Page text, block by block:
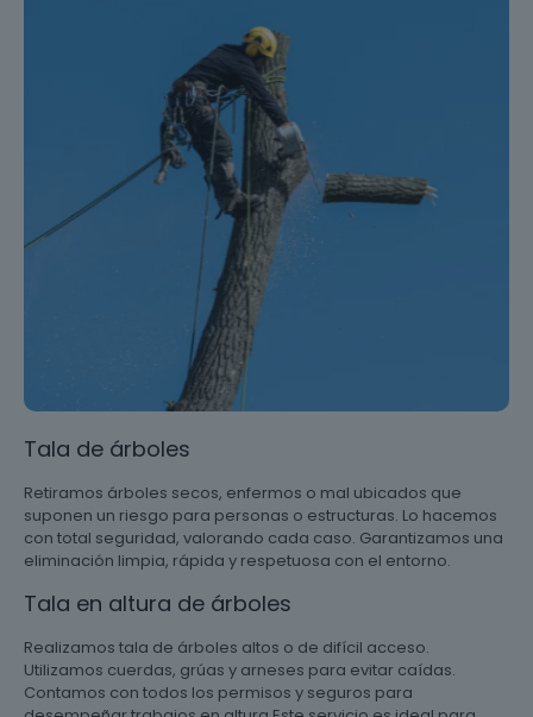
Tala de árboles
Retiramos árboles secos, enfermos o mal ubicados que
suponen un riesgo para personas o estructuras. Lo hacemos
con total seguridad, valorando cada caso. Garantizamos una
eliminación limpia, rápida y respetuosa con el entorno.
Tala en altura de árboles
Realizamos tala de árboles altos o de difícil acceso.
Utilizamos cuerdas, grúas y arneses para evitar caídas.
Contamos con todos los permisos y seguros para